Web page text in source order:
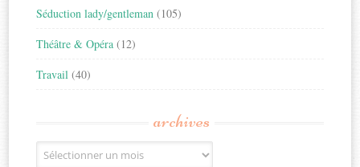
Séduction lady/gentleman (105)
Théâtre & Opéra (12)
Travail (40)
archives
Archives